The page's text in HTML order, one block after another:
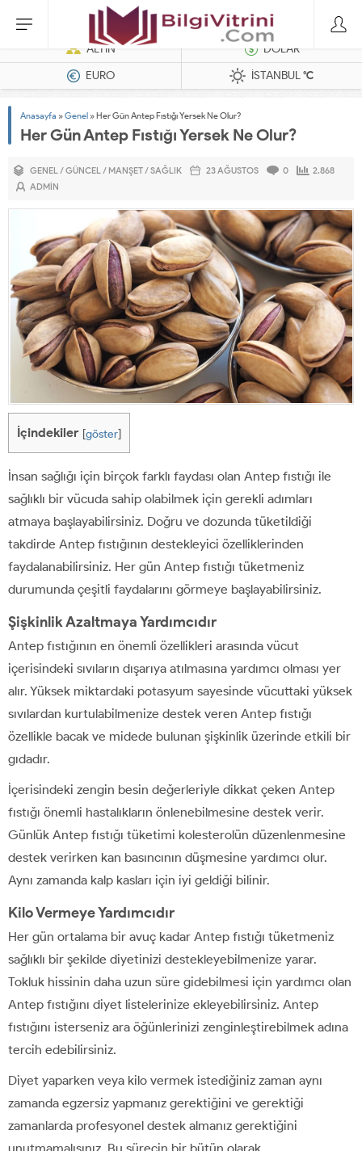
Dizel Jeneratörler
ALTIN
DOLAR
EURO
İSTANBUL°C
Anasayfa »Genel »Her Gün Antep Fıstığı Yersek Ne Olur?
Her Gün Antep Fıstığı Yersek Ne Olur?
GENEL/GÜNCEL/ MANŞET/SAĞLIK 23 AĞUSTOS 0
2.868
ADMIN
İçindekiler [göster]
İnsan sağlığı için birçok farklı faydası olan Antep fıstığı ile
sağlıklı bir vücuda sahip olabilmek için gerekli adımları
atmaya başlayabilirsiniz. Doğru ve dozunda tüketildiği
takdirde Antep fıstığının destekleyici özelliklerinden
faydalanabilirsiniz. Her gün Antep fıstığı tüketmeniz
durumunda çeşitli faydalarını görmeye başlayabilirsiniz.
Şişkinlik Azaltmaya Yardımcıdır
Antep fıstığının en önemli özellikleri arasında vücut
içerisindeki sıvıların dışarıya atılmasına yardımcı olması yer
alır. Yüksek miktardaki potasyum sayesinde vücuttaki yüksek
sıvılardan kurtulabilmenize destek veren Antep fıstığı
özellikle bacak ve midede bulunan şişkinlik üzerinde etkili bir
gıdadır.
İçerisindeki zengin besin değerleriyle dikkat çeken Antep
fıstığı önemli hastalıkların önlenebilmesine destek verir.
Günlük Antep fıstığı tüketimi kolesterolün düzenlenmesine
destek verirken kan basıncının düşmesine yardımcı olur.
Aynı zamanda kalp kasları için iyi geldiği bilinir.
Kilo Vermeye Yardımcıdır
Her gün ortalama bir avuç kadar Antep fıstığı tüketmeniz
sağlıklı bir şekilde diyetinizi destekleyebilmenize yarar.
Tokluk hissinin daha uzun süre gidebilmesi için yardımcı olan
Antep fıstığını diyet listelerinize ekleyebilirsiniz. Antep
fıstığını isterseniz ara öğünlerinizi zenginleştirebilmek adına
tercih edebilirsiniz.
Diyet yaparken veya kilo vermek istediğiniz zaman aynı
zamanda egzersiz yapmanız gerektiğini ve gerektiği
zamanlarda profesyonel destek almanız gerektiğini